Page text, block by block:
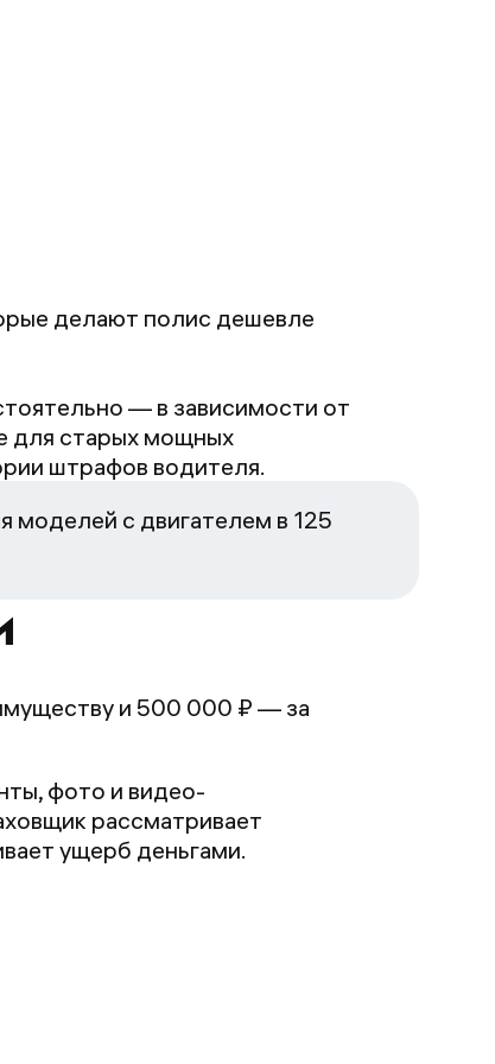
делают полис дешевле
— в зависимости от
для старых мощных
штрафов водителя.
моделей с двигателем в 125
и 500 000 ₽ — за
фото и видео-
рассматривает
ущерб деньгами.